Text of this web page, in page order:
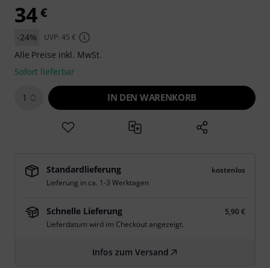
34€
-24% UVP: 45 €
Alle Preise inkl. MwSt.
Sofort lieferbar
1 IN DEN WARENKORB
Standardlieferung
kostenlos
Lieferung in ca. 1-3 Werktagen
Schnelle Lieferung
5,90 €
Lieferdatum wird im Checkout angezeigt.
Infos zum Versand